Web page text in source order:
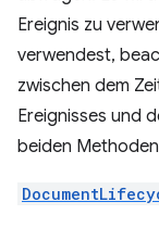
Ereignis zu
verwendest,
zwischen dem
Ereignisses und
beiden